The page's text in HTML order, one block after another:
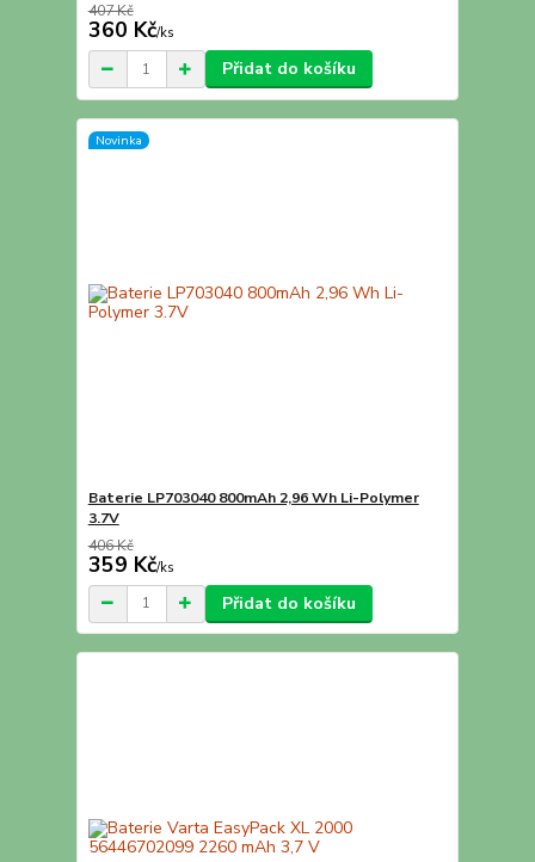
407 Kč
360 Kč/ks
Přidat do košíku
Novinka
Baterie LP703040 800mAh 2,96 Wh Li-Polymer
3.7V
406 Kč
359 Kč/ks
Přidat do košíku